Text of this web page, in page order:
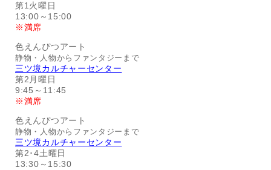
第1火曜日
13:00～15:00
※満席
色えんぴつアート
静物・人物からファンタジーまで
三ツ境カルチャーセンター
第2月曜日
9:45～11:45
※満席
色えんぴつアート
静物・人物からファンタジーまで
三ツ境カルチャーセンター
第2･4土曜日
13:30～15:30